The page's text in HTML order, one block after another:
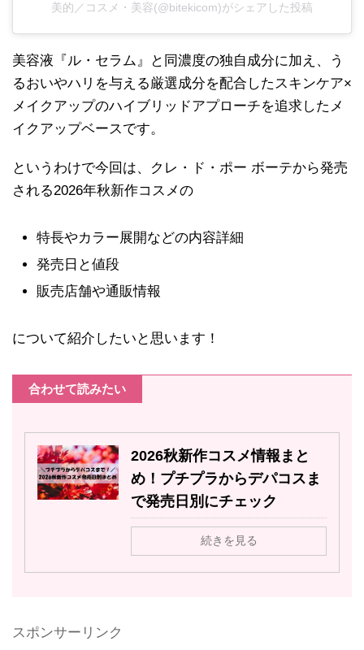
美的／コスメ・美容(@bitekicom)がシェアした投稿
美容液『ル・セラム』と同濃度の独自成分に加え、う
るおいやハリを与える厳選成分を配合したスキンケア×
メイクアップのハイブリッドアプローチを追求したメ
イクアップベースです。
というわけで今回は、クレ・ド・ポー ボーテから発売
される2026年秋新作コスメの
特長やカラー展開などの内容詳細
発売日と値段
販売店舗や通販情報
について紹介したいと思います！
合わせて読みたい
2026秋新作コスメ情報まと
め！プチプラからデパコスま
で発売日別にチェック
続きを見る
スポンサーリンク